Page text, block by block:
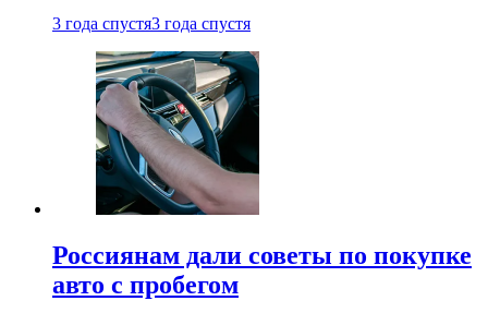
3 года спустя3 года спустя
Россиянам дали советы по покупке
авто с пробегом